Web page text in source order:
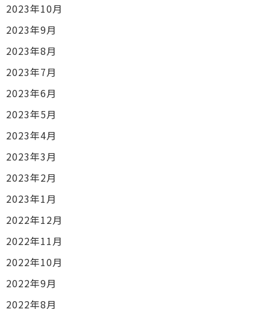
2023年10月
2023年9月
2023年8月
2023年7月
2023年6月
2023年5月
2023年4月
2023年3月
2023年2月
2023年1月
2022年12月
2022年11月
2022年10月
2022年9月
2022年8月